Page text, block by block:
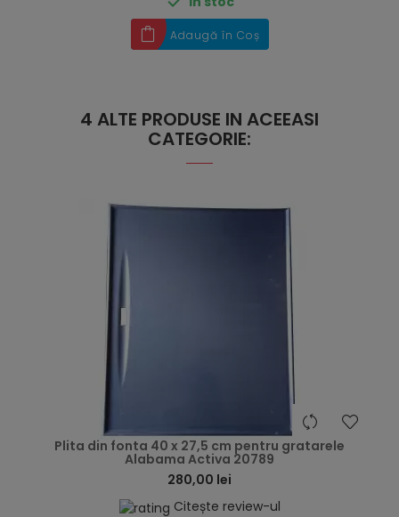
Adaugă în Coș
4 ALTE PRODUSE IN ACEEASI
CATEGORIE:
Plita din fonta 40 x 27,5 cm pentru gratarele
Alabama Activa 20789
280,00 lei
Citește review-ul